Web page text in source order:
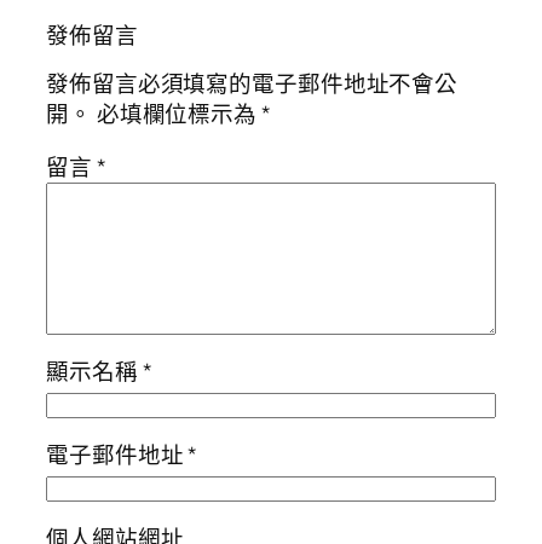
發佈留言
發佈留言必須填寫的電子郵件地址不會公
開。 必填欄位標示為*
留言*
顯示名稱*
電子郵件地址*